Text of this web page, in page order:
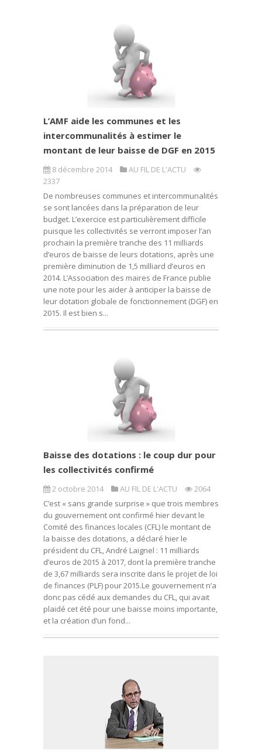
L’AMF aide les communes et les
intercommunalités à estimer le
montant de leur baisse de DGF en 2015
8 décembre 2014
AU FIL DE L'ACTU
2337
De nombreuses communes et intercommunalités
se sont lancées dans la préparation de leur
budget. L’exercice est particulièrement difficile
puisque les collectivités se verront imposer l’an
prochain la première tranche des 11 milliards
d’euros de baisse de leurs dotations, après une
première diminution de 1,5 milliard d’euros en
2014. L’Association des maires de France publie
une note pour les aider à anticiper la baisse de
leur dotation globale de fonctionnement (DGF) en
2015. Il est bien s...
Baisse des dotations : le coup dur pour
les collectivités confirmé
2 octobre 2014 AU FIL DE L'ACTU
2064
C’est « sans grande surprise » que trois membres
du gouvernement ont confirmé hier devant le
Comité des finances locales (CFL) le montant de
la baisse des dotations, a déclaré hier le
président du CFL, André Laignel : 11 milliards
d’euros de 2015 à 2017, dont la première tranche
de 3,67 milliards sera inscrite dans le projet de loi
de finances (PLF) pour 2015.Le gouvernement n’a
donc pas cédé aux demandes du CFL, qui avait
plaidé cet été pour une baisse moins importante,
et la création d’un fond...